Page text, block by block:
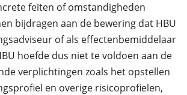
feiten of omstandigheden
bijdragen aan de bewering dat HBU
of als effectenbemiddelaar
hoefde dus niet te voldoen aan de
verplichtingen zoals het opstellen
en overige risicoprofielen,